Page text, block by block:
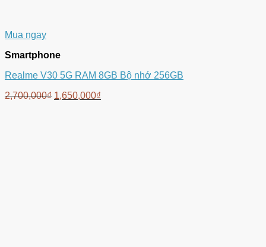
Mua ngay
Smartphone
Realme V30 5G RAM 8GB Bộ nhớ 256GB
2,700,000₫ 1,650,000₫